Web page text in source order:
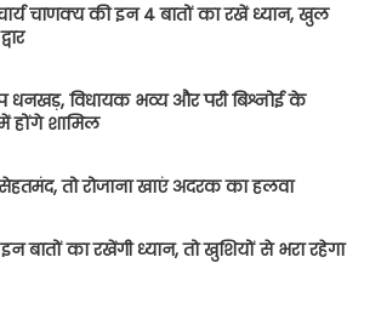
चाणक्य की इन 4 बातों का रखें ध्यान, खुल
धनखड़, विधायक भव्य और परी बिश्नोई के
होंगे शामिल
सेहतमंद, तो रोजाना खाएं अदरक का हलवा
बातों का रखेंगी ध्यान, तो खुशियों से भरा रहेगा